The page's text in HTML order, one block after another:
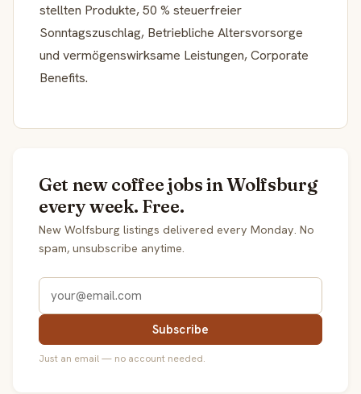
stellten Produkte, 50 % steuer­freier
Sonntagszuschlag, Betrieb­liche Alters­vor­sorge
und vermö­gens­wirk­same Leistungen, Corporate
Benefits.
Get new coffee jobs in Wolfsburg
every week. Free.
New Wolfsburg listings delivered every Monday. No
spam, unsubscribe anytime.
Subscribe
Just an email — no account needed.